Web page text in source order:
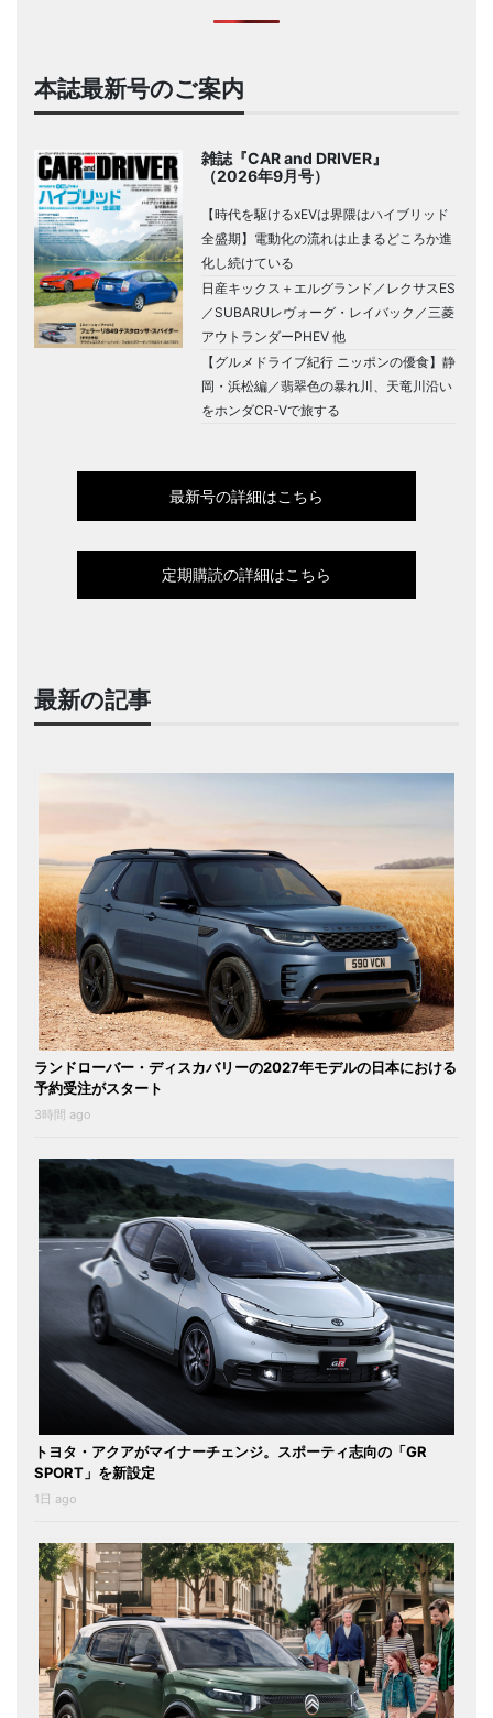
本誌最新号のご案内
雑誌『CAR and DRIVER』
（2026年9月号）
【時代を駆けるxEVは界隈はハイブリッド
全盛期】電動化の流れは止まるどころか進
化し続けている
日産キックス＋エルグランド／レクサスES
／SUBARUレヴォーグ・レイバック／三菱
アウトランダーPHEV 他
【グルメドライブ紀行 ニッポンの優食】静
岡・浜松編／翡翠色の暴れ川、天竜川沿い
をホンダCR-Vで旅する
最新号の詳細はこちら
定期購読の詳細はこちら
最新の記事
ランドローバー・ディスカバリーの2027年モデルの日本における
予約受注がスタート
3時間 ago
トヨタ・アクアがマイナーチェンジ。スポーティ志向の「GR
SPORT」を新設定
1日 ago